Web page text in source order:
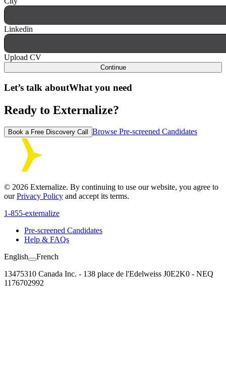
Linkedin
Upload CV
Continue
Let’s talk aboutWhat you need
Ready to Externalize?
Book a Free Discovery Call Browse Pre-screened Candidates
© 2026 Externalize. By continuing to use our website, you agree to
ourPrivacy Policy and accept its terms.
1-855-externalize
Pre-screened Candidates
Help & FAQs
English
French
13475310 Canada Inc. - 138 place de l'Edelweiss J0E2K0 - NEQ
1176702992